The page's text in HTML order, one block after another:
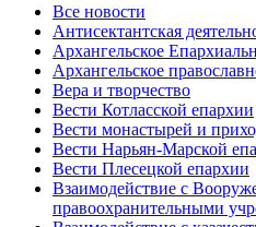
Все новости
Антисектантская
Архангельское
Архангельское
Вера и творчество
Вести Котласской епархии
Вести монастырей и
Вести Нарьян-Марской
Вести Плесецкой епархии
Взаимодействие с
правоохранительными